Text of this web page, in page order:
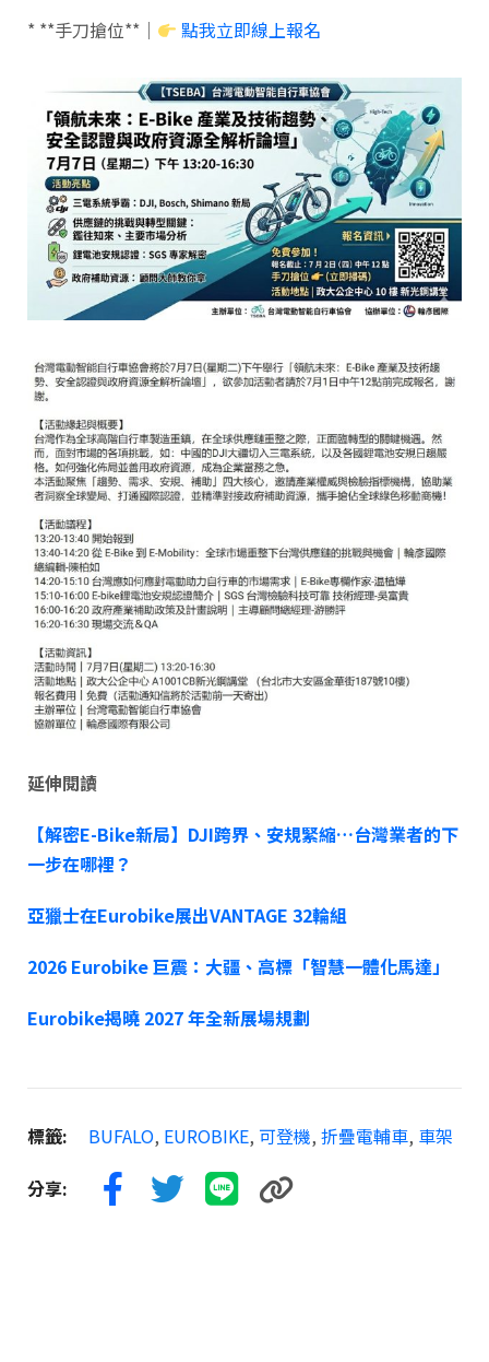
* **手刀搶位**｜
點我立即線上報名
延伸閱讀
【解密E-Bike新局】DJI跨界、安規緊縮…台灣業者的下
一步在哪裡？
亞獵士在Eurobike展出VANTAGE 32輪組
2026 Eurobike巨震：大疆、高標「智慧一體化馬達」
Eurobike揭曉 2027年全新展場規劃
標籤: BUFALO, EUROBIKE, 可登機, 折疊電輔車, 車架
分享: